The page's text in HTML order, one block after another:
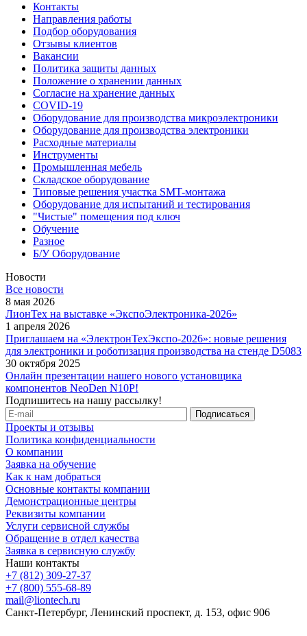
Контакты
Направления работы
Подбор оборудования
Отзывы клиентов
Вакансии
Политика защиты данных
Положение о хранении данных
Согласие на хранение данных
COVID-19
Оборудование для производства микроэлектроники
Оборудование для производства электроники
Расходные материалы
Инструменты
Промышленная мебель
Складское оборудование
Типовые решения участка SMT-монтажа
Оборудование для испытаний и тестирования
"Чистые" помещения под ключ
Обучение
Разное
Б/У Оборудование
Новости
Все новости
8 мая 2026
ЛионТех на выставке «ЭкспоЭлектроника-2026»
1 апреля 2026
Приглашаем на «ЭлектронТехЭкспо-2026»: новые решения
для электроники и роботизация производства на стенде D5083
30 октября 2025
Онлайн презентации нашего нового установщика
компонентов NeoDen N10P!
Подпишитесь на нашу рассылку!
Проекты и отзывы
Политика конфиденциальности
О компании
Заявка на обучение
Как к нам добраться
Основные контакты компании
Демонстрационные центры
Реквизиты компании
Услуги сервисной службы
Обращение в отдел качества
Заявка в сервисную службу
Наши контакты
+7 (812) 309-27-37
+7 (800) 555-68-89
mail@liontech.ru
Санкт-Петербург, Ленинский проспект, д. 153, офис 906